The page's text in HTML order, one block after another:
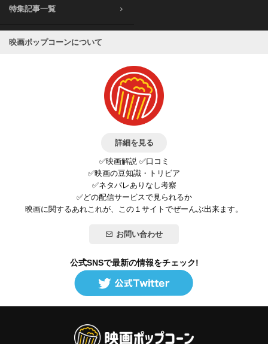
特集記事一覧
映画ポップコーンについて
詳細を見る
✅映画解説 ✅口コミ
✅映画の豆知識・トリビア
✅ネタバレありなし考察
✅どの配信サービスで見られるか
映画に関するあれこれが、この１サイトでぜーんぶ出来ます。
お問い合わせ
公式SNSで最新の情報をチェック!